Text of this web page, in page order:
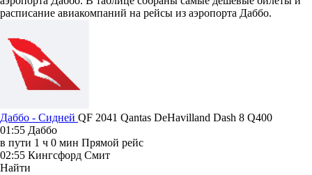
расписание авиакомпаний на рейсы из аэропорта Даббо.
Даббо - Сидней QF 2041 Qantas DeHavilland Dash 8 Q400
01:55 Даббо
в пути 1 ч 0 мин Прямой рейс
02:55 Кингсфорд Смит
Найти